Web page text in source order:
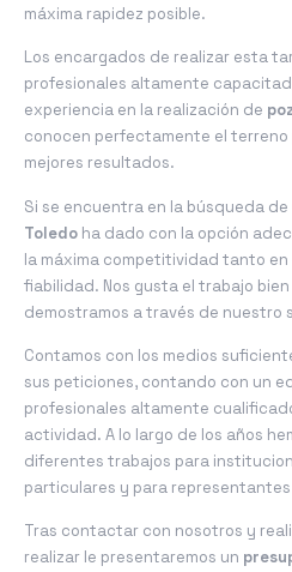
máxima rapidez posible.
Los encargados de realizar esta
profesionales altamente
experiencia en la realización de
conocen perfectamente el
mejores resultados.
Si se encuentra en la búsqueda de
Toledo ha dado con la opción
la máxima competitividad tanto
fiabilidad. Nos gusta el trabajo
demostramos a través de nuestro
Contamos con los medios
sus peticiones, contando con un
profesionales altamente
actividad. A lo largo de los años
diferentes trabajos para
particulares y para
Tras contactar con nosotros y
realizar le presentaremos un